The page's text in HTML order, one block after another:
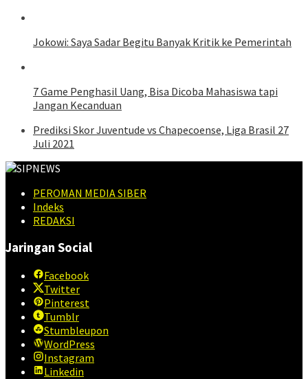
Jokowi: Saya Sadar Begitu Banyak Kritik ke Pemerintah
7 Game Penghasil Uang, Bisa Dicoba Mahasiswa tapi
Jangan Kecanduan
Prediksi Skor Juventude vs Chapecoense, Liga Brasil 27
Juli 2021
PEROMAN MEDIA SIBER
Indeks
REDAKSI
Jaringan Social
Facebook
Twitter
Pinterest
Tumblr
Stumbleupon
WordPress
Instagram
Linkedin